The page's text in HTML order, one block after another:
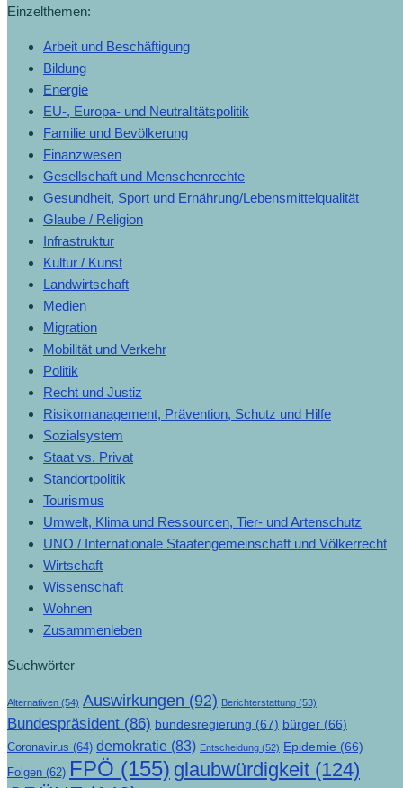
Einzelthemen:
Arbeit und Beschäftigung
Bildung
Energie
EU-, Europa- und Neutralitätspolitik
Familie und Bevölkerung
Finanzwesen
Gesellschaft und Menschenrechte
Gesundheit, Sport und Ernährung/Lebensmittelqualität
Glaube / Religion
Infrastruktur
Kultur / Kunst
Landwirtschaft
Medien
Migration
Mobilität und Verkehr
Politik
Recht und Justiz
Risikomanagement, Prävention, Schutz und Hilfe
Sozialsystem
Staat vs. Privat
Standortpolitik
Tourismus
Umwelt, Klima und Ressourcen, Tier- und Artenschutz
UNO / Internationale Staatengemeinschaft und Völkerrecht
Wirtschaft
Wissenschaft
Wohnen
Zusammenleben
Suchwörter
Alternativen (54) Auswirkungen (92) Berichterstattung (53)
Bundespräsident (86) bundesregierung (67) bürger (66)
Coronavirus (64) demokratie (83) Entscheidung (52) Epidemie (66)
Folgen (62) FPÖ (155) glaubwürdigkeit (124)